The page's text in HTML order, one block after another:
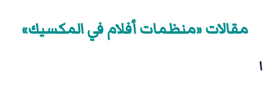
مقالات «منظمات أفلام في المكسيك»
ا